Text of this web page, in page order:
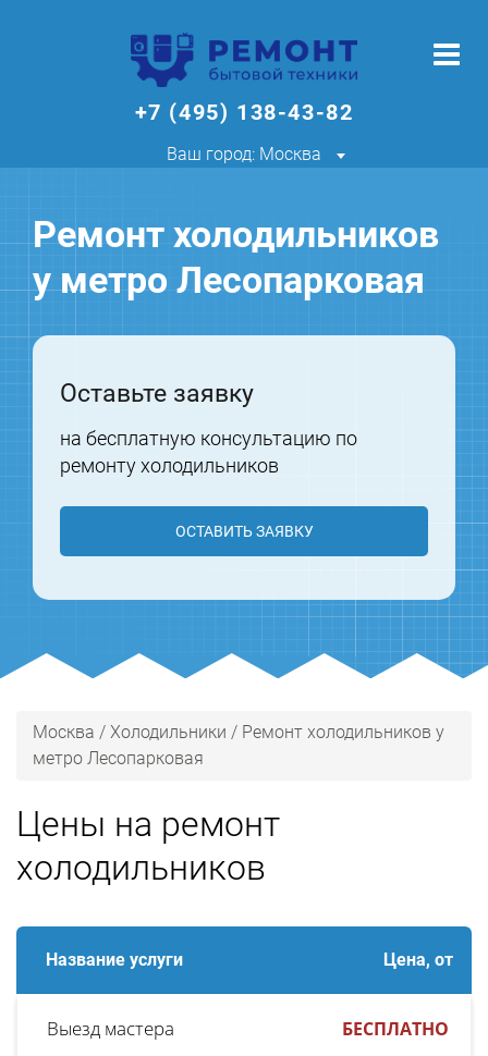
+7 (495) 138-43-82
Ваш город: Москва
Ремонт холодильников
у метро Лесопарковая
Оставьте заявку
на бесплатную консультацию по
ремонту холодильников
ОСТАВИТЬ ЗАЯВКУ
Москва / Холодильники / Ремонт холодильников у
метро Лесопарковая
Цены на ремонт
холодильников
Название услуги Цена, от
Выезд мастера БЕСПЛАТНО